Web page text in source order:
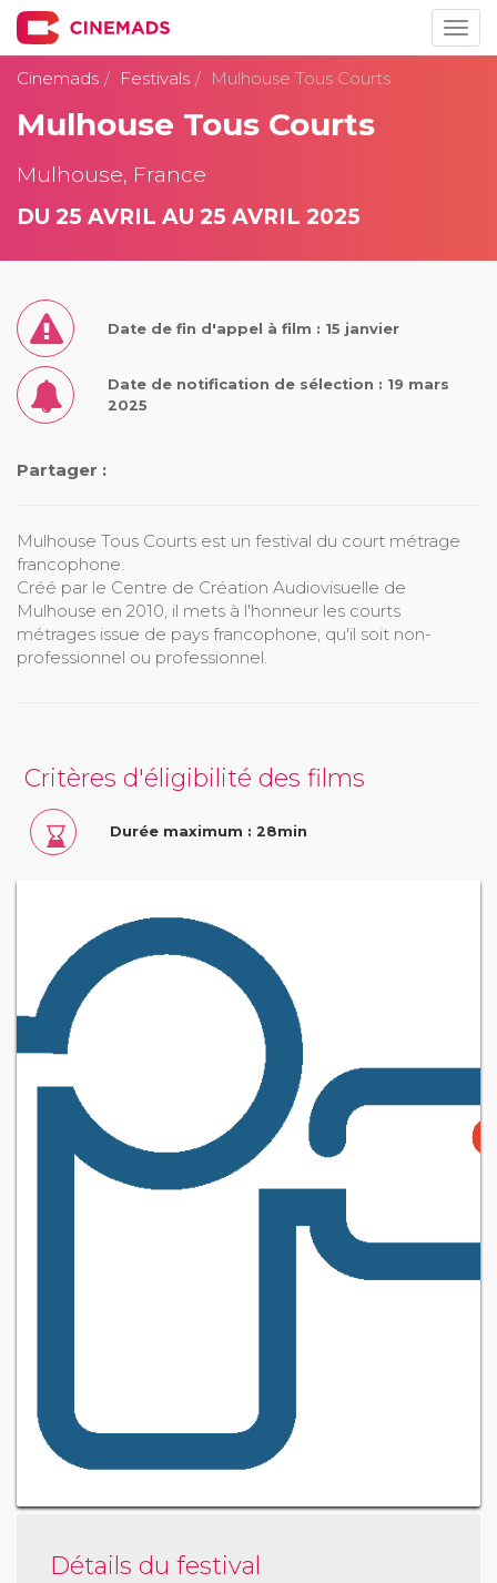
Cinemads
Festivals Mulhouse Tous Courts
Détails du festival
Mulhouse Tous Courts
Mulhouse, France
DU 25 AVRIL AU 25 AVRIL 2025
Date de fin d'appel à film : 15 janvier
Date de notification de sélection : 19 mars
2025
Partager :
Mulhouse Tous Courts est un festival du court métrage
francophone.
Créé par le Centre de Création Audiovisuelle de
Mulhouse en 2010, il mets à l'honneur les courts
métrages issue de pays francophone, qu'il soit non-
professionnel ou professionnel.
Critères d'éligibilité des films
Durée maximum : 28min